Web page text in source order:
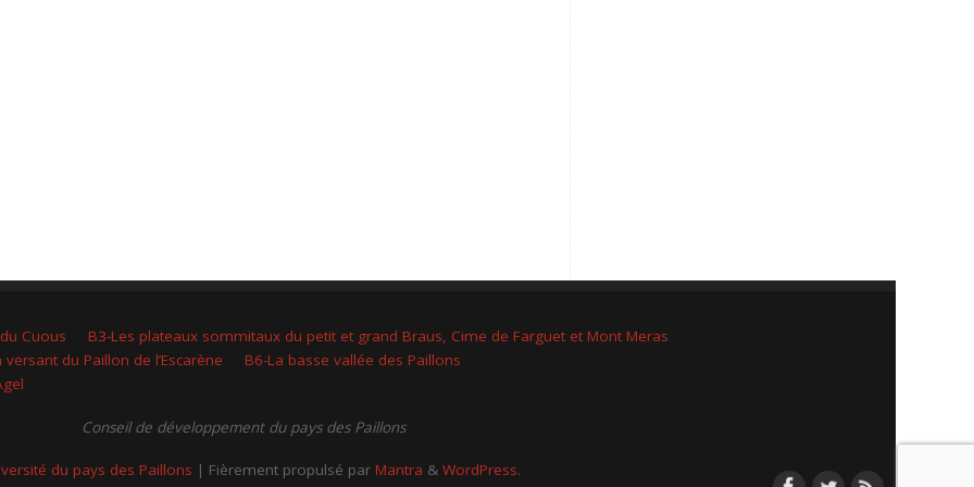
Cuous
B3-Les plateaux sommitaux du petit et grand Braus, Cime de Farguet et Mont Meras
du Paillon de l’Escarène
B6-La basse vallée des Paillons
Conseil de développement du pays des Paillons
du pays des Paillons | Fièrement propulsé par Mantra & WordPress.